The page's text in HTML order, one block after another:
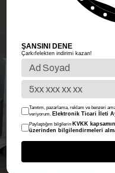
ŞANSINI DENE
Çarkıfelekten indirimi kazan!
Tanıtım, pazarlama, reklam ve benzeri
veriyorum. Elektronik Ticari İleti
Paylaştığım bilgilerin KVKK
üzerinden bilgilendirmeleri